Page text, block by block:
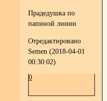
Прадедушка по
папиной линии
Отредактировано
Semen (2018-04-01
00:30:02)
0